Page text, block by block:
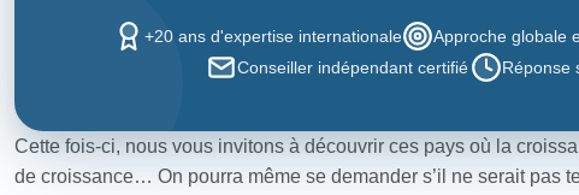
+20 ans d'expertise internationale Approche globale
Conseiller indépendant certifié
Réponse
Cette fois-ci, nous vous invitons à découvrir ces pays où la
de croissance… On pourra même se demander s’il ne serait pas